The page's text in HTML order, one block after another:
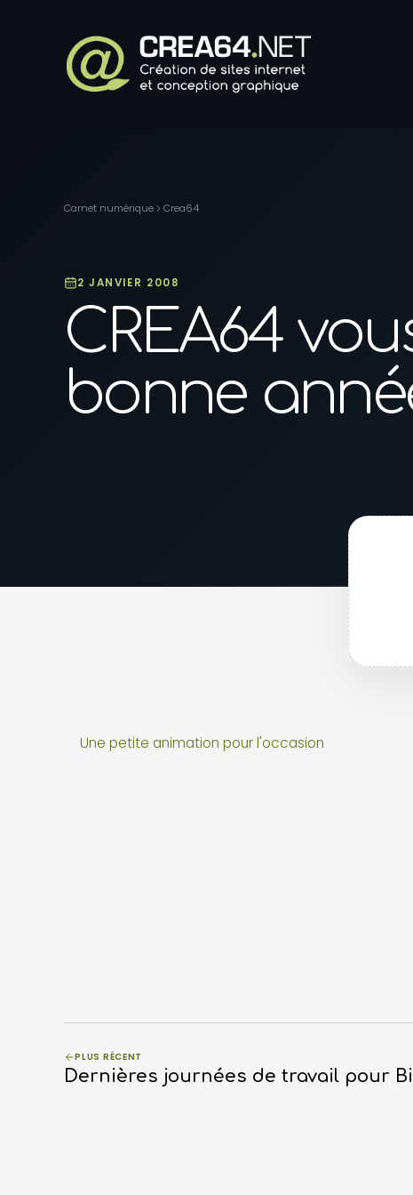
Carnet numérique Crea64
2 JANVIER 2008
CREA64
bonne
Une petite animation pour l'occasion
PLUS RÉCENT
Dernières journées de travail pour